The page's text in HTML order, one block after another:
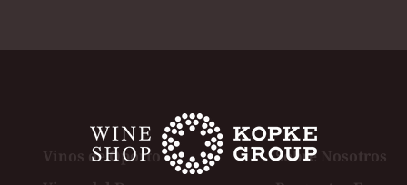
Vinos de Oporto
Sobre Nosotros